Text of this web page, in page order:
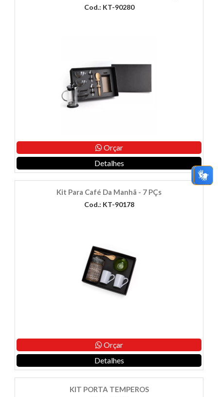
Cod.: KT-90280
Orçar
Detalhes
Kit Para Café Da Manhã - 7 PÇs
Cod.: KT-90178
Orçar
Detalhes
KIT PORTA TEMPEROS